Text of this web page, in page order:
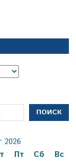
ПОИСК
2026
Пт Сб
Вс